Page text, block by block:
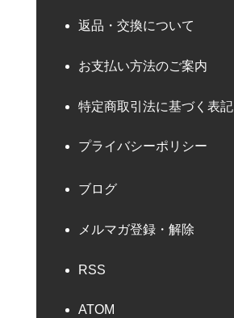
返品・交換について
お支払い方法のご案内
特定商取引法に基づく表記
プライバシーポリシー
ブログ
メルマガ登録・解除
RSS
ATOM